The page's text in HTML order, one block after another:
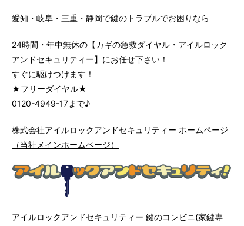
愛知・岐阜・三重・静岡で鍵のトラブルでお困りなら
24時間・年中無休の【カギの急救ダイヤル・アイルロック
アンドセキュリティー】にお任せ下さい！
すぐに駆けつけます！
★フリーダイヤル★
0120-4949-17まで♪
株式会社アイルロックアンドセキュリティー ホームページ
（当社メインホームページ）
アイルロックアンドセキュリティー 鍵のコンビニ(家鍵専